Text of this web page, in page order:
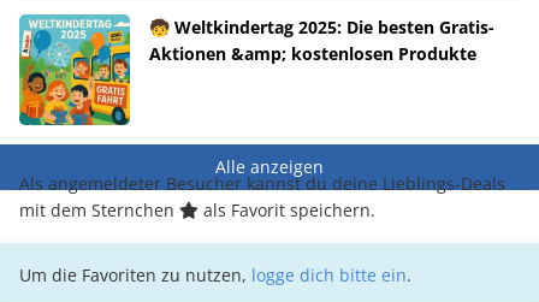
🧒 Weltkindertag 2025: Die besten Gratis-
Aktionen &amp; kostenlosen Produkte
Alle anzeigen
Als angemeldeter Besucher kannst du deine Lieblings-Deals
mit dem Sternchen
als Favorit speichern.
Um die Favoriten zu nutzen, logge dich bitte ein.